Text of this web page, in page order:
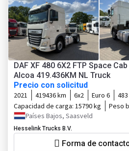
DAF XF 480 6X2 FTP Space
Alcoa 419.436KM NL Truck
Precio con solicitud
2021 419436 km 6x2 Euro 6
483
Capacidad de carga: 15790 kg Peso
Países Bajos, Saasveld
Hesselink Trucks B.V.
Forma de